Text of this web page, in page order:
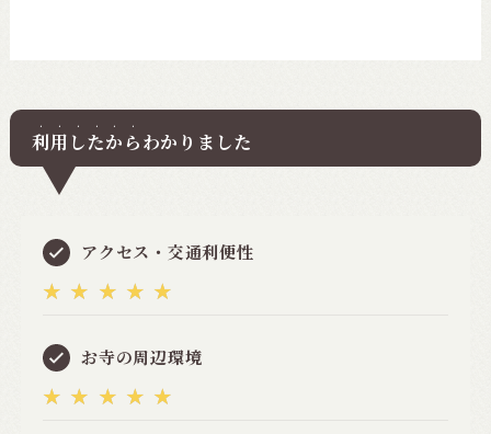
利用したからわかりました
アクセス・交通利便性
★★★★★
お寺の周辺環境
★★★★★